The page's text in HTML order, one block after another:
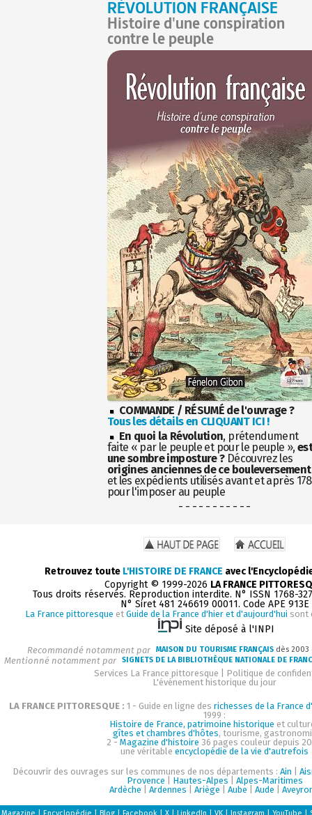
RÉVOLUTION FRANÇAISE
Histoire d'une conspiration
contre le peuple
COMMANDE / RÉSUMÉ de l'ouvrage ?
Tous les détails en CLIQUANT ICI !
En quoi la Révolution, prétendument
faite « par le peuple et pour le peuple »,
une sombre imposture ?Découvrez les
origines anciennes de ce bouleversement
et les expédients utilisés avant et après
pour l'imposer au peuple
- - - - - - - - - - -
Retrouvez toute L'HISTOIRE DE FRANCE avec
Copyright © 1999-2026 LA FRANCE
Tous droits réservés. Reproduction interdite. N° ISSN 1768-
N° Siret 481 246619 00011. Code APE 913E
La France pittoresque et Guide de la France d'hier et d'aujourd'hui sont
Site déposé à l'INPI
Recommandé notamment par MAISON DU TOURISME FRANÇAIS dès
Mentionné notamment par SIGNETS DE LA BIBLIOTHÈQUE NATIONALE DE
Services La France pittoresque
Politique de
L'événement historique du jour
LA FRANCE PITTORESQUE : 1 - Guide en ligne des richesses de la France
1999 :
Histoire de France, patrimoine historique et
gîtes et chambres d'hôtes, tourisme,
2 - Magazine d'histoire 36 pages couleur depuis
une véritable encyclopédie de la vie d'autrefois
Découvrir des ouvrages sur les communes de nos départements : Ain
Provence
Hautes-Alpes
Alpes-Maritimes
Ardèche
Ardennes Ariège Aube Aude
Magazine Encyclopédie Blog| Facebook| X| LinkedIn VK| Instagram YouTube